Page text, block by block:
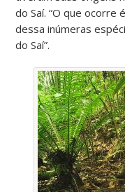
do Saí. “O que ocorre
dessa inúmeras
do Saí”.